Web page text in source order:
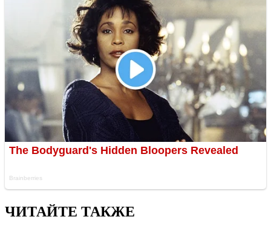
ЧИТАЙТЕ ТАКЖЕ